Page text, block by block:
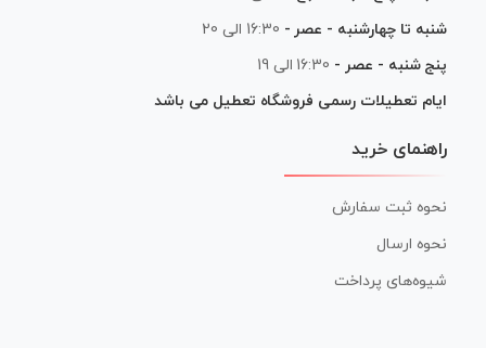
شنبه تا چهارشنبه - عصر - 16:30 الی 20
پنج شنبه - عصر - 16:30 الی 19
ایام تعطیلات رسمی فروشگاه تعطیل می باشد
راهنمای خرید
نحوه ثبت سفارش
نحوه ارسال
شیوه‌های پرداخت